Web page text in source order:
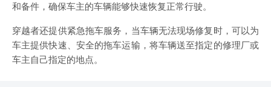
和备件，确保车主的车辆能够快速恢复正常行驶。
穿越者还提供紧急拖车服务，当车辆无法现场修复时，可以为
车主提供快速、安全的拖车运输，将车辆送至指定的修理厂或
车主自己指定的地点。